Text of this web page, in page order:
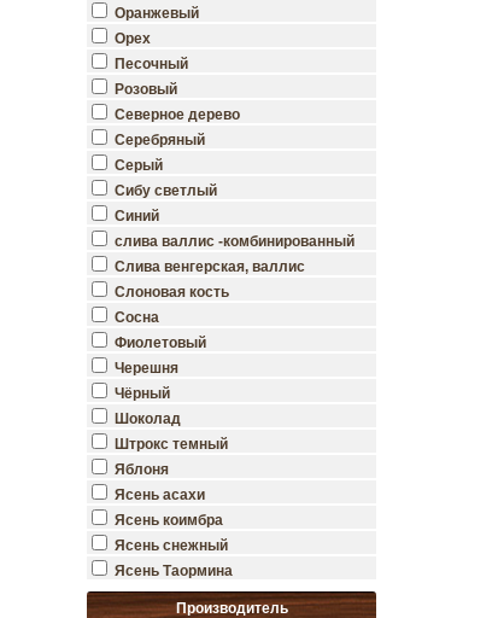
Оранжевый
Орех
Песочный
Розовый
Северное дерево
Серебряный
Серый
Сибу светлый
Синий
слива валлис -комбинированный
Слива венгерская, валлис
Слоновая кость
Сосна
Фиолетовый
Черешня
Чёрный
Шоколад
Штрокс темный
Яблоня
Ясень асахи
Ясень коимбра
Ясень снежный
Ясень Таормина
Производитель